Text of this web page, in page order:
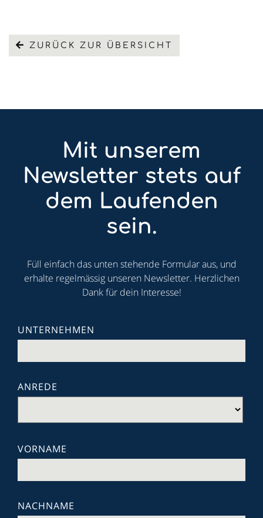
ZURÜCK ZUR ÜBERSICHT
Mit unserem
Newsletter stets auf
dem Laufenden
sein.
Füll einfach das unten stehende Formular aus, und
erhalte regelmässig unseren Newsletter. Herzlichen
Dank für dein Interesse!
UNTERNEHMEN
ANREDE
VORNAME
NACHNAME